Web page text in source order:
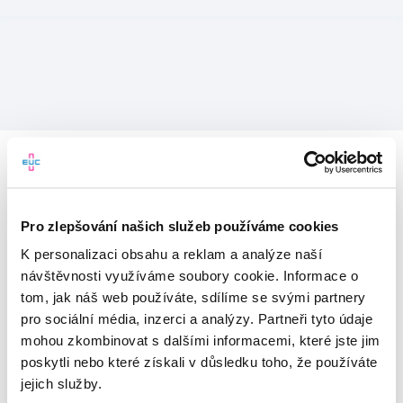
Pro zlepšování našich služeb používáme cookies
K personalizaci obsahu a reklam a analýze naší
návštěvnosti využíváme soubory cookie. Informace o
tom, jak náš web používáte, sdílíme se svými partnery
pro sociální média, inzerci a analýzy. Partneři tyto údaje
mohou zkombinovat s dalšími informacemi, které jste jim
poskytli nebo které získali v důsledku toho, že používáte
jejich služby.
Vítejte v mojeEUC